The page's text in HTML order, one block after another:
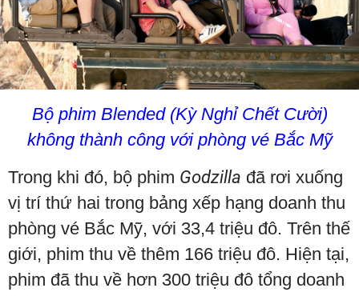
Bộ phim Blended (Kỳ Nghỉ Chết Cười)
không thành công với phòng vé Bắc Mỹ
Trong khi đó, bộ phim Godzilla đã rơi xuống
vị trí thứ hai trong bảng xếp hạng doanh thu
phòng vé Bắc Mỹ, với 33,4 triệu đô. Trên thế
giới, phim thu về thêm 166 triệu đô. Hiện tại,
phim đã thu về hơn 300 triệu đô tổng doanh